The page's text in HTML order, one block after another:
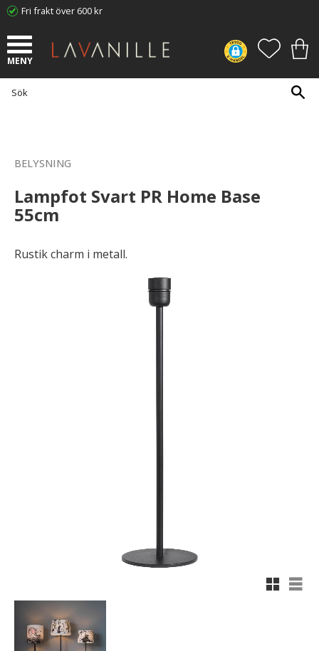
Fri frakt över 600 kr
BELYSNING
Lampfot Svart PR Home Base
55cm
Rustik charm i metall.